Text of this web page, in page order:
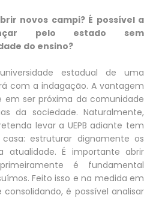
novos campi? É possível a
pelo estado sem
do ensino?
estadual de uma
com a indagação. A vantagem
em ser próxima da comunidade
da sociedade. Naturalmente,
levar a UEPB adiante tem
estruturar dignamente os
atualidade. É importante abrir
é fundamental
Feito isso e na medida em
é possível analisar